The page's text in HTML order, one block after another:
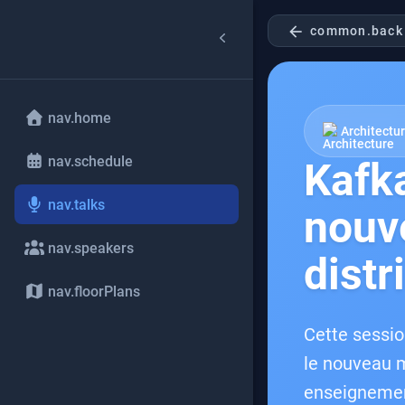
nav.home
nav.schedule
nav.talks
nav.speakers
nav.floorPlans
arrow_back common.back
Cette
le nouveau